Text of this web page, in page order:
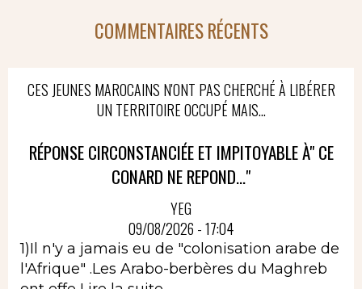
COMMENTAIRES RÉCENTS
CES JEUNES MAROCAINS N'ONT PAS CHERCHÉ À LIBÉRER
UN TERRITOIRE OCCUPÉ MAIS...
RÉPONSE CIRCONSTANCIÉE ET IMPITOYABLE À" CE
CONARD NE REPOND..."
YEG
09/08/2026 - 17:04
1)Il n'y a jamais eu de "colonisation arabe de
l'Afrique" .Les Arabo-berbères du Maghreb